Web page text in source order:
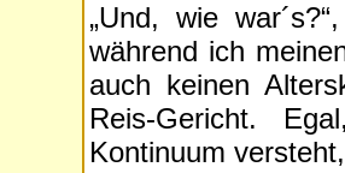
„Und, wie
während ich
auch keinen
Reis-Gericht.
Kontinuum